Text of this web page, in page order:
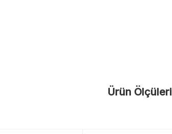
Ürün Ölçüleri